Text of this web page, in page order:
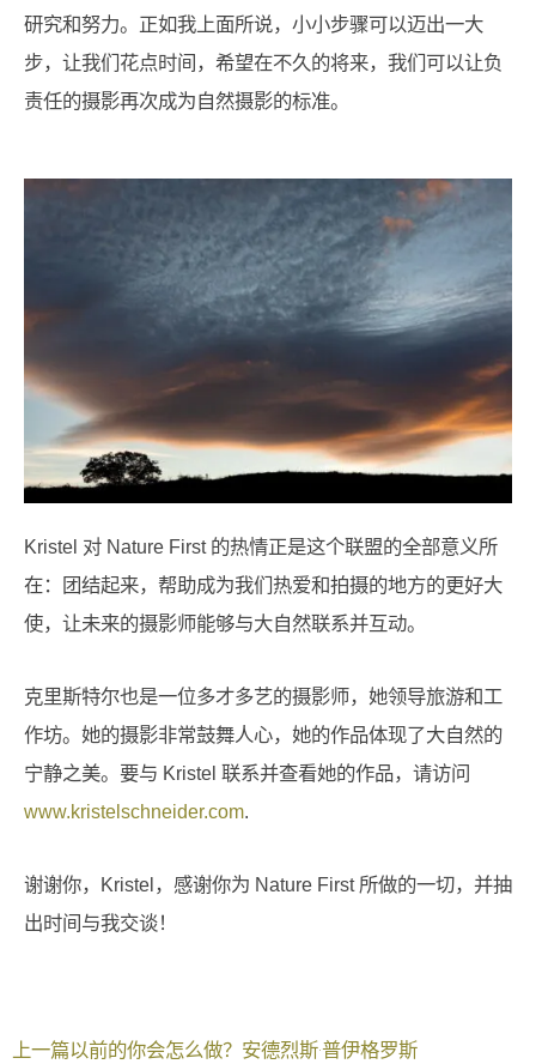
研究和努力。正如我上面所说，小小步骤可以迈出一大
步，让我们花点时间，希望在不久的将来，我们可以让负
责任的摄影再次成为自然摄影的标准。
Kristel 对 Nature First 的热情正是这个联盟的全部意义所
在：团结起来，帮助成为我们热爱和拍摄的地方的更好大
使，让未来的摄影师能够与大自然联系并互动。
克里斯特尔也是一位多才多艺的摄影师，她领导旅游和工
作坊。她的摄影非常鼓舞人心，她的作品体现了大自然的
宁静之美。要与 Kristel 联系并查看她的作品，请访问
www.kristelschneider.com.
谢谢你，Kristel，感谢你为 Nature First 所做的一切，并抽
出时间与我交谈！
上一篇以前的你会怎么做？安德烈斯·普伊格罗斯